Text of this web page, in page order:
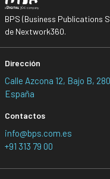
BPS (Business Publications
de Nextwork360.
Dirección
Calle Azcona 12, Bajo B,
España
Contactos
info@bps.com.es
+91 313 79 00